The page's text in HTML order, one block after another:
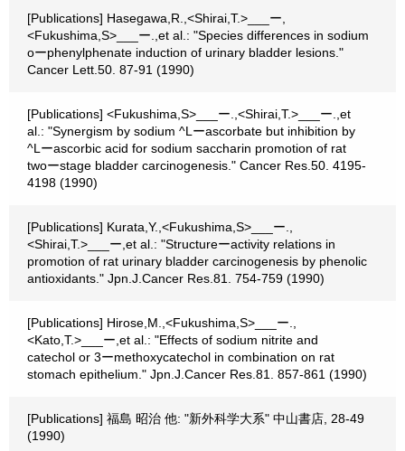
[Publications] Hasegawa,R.,<Shirai,T.>___ー,
<Fukushima,S>___ー.,et al.: "Species differences in sodium
οーphenylphenate induction of urinary bladder lesions."
Cancer Lett.50. 87-91 (1990)
[Publications] <Fukushima,S>___ー.,<Shirai,T.>___ー.,et
al.: "Synergism by sodium ^Lーascorbate but inhibition by
^Lーascorbic acid for sodium saccharin promotion of rat
twoーstage bladder carcinogenesis." Cancer Res.50. 4195-
4198 (1990)
[Publications] Kurata,Y.,<Fukushima,S>___ー.,
<Shirai,T.>___ー,et al.: "Structureーactivity relations in
promotion of rat urinary bladder carcinogenesis by phenolic
antioxidants." Jpn.J.Cancer Res.81. 754-759 (1990)
[Publications] Hirose,M.,<Fukushima,S>___ー.,
<Kato,T.>___ー,et al.: "Effects of sodium nitrite and
catechol or 3ーmethoxycatechol in combination on rat
stomach epithelium." Jpn.J.Cancer Res.81. 857-861 (1990)
[Publications] 福島 昭治 他: "新外科学大系" 中山書店, 28-49
(1990)